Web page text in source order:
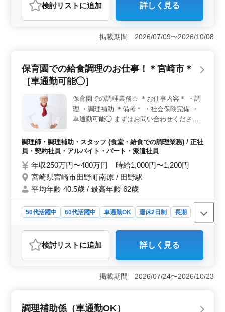
おすすめポイント
＜柔軟な働き方と通勤のしやすさ＞ 週休二日制で残業も
少なく、プライベートの時間を大切にできる環境です。
さらに車通勤OKで、通勤時の負担も軽減されます。毎日
る職場で、年齢を気にせず長期的に働けます。調理経験
が1年以上あれば、ブランクがあっても問題なく再スター
感があります。 ＜安定した収入と福利厚生の充実＞
安定した収入が見込め、年2回の賞与もあります。各種社
会保険も完備しており、長期的に安定した生活を支える
環境が整っています。待遇面でも安心できる点が多いで
す。
検討リスト に追加 詳しく見る
掲載期間 2026/07/09〜2026/10/08
保育園での給食調理のお仕事！＊宮崎市＊
［車通勤可能◯］
保育園での調理業務☆ ＊お仕事内容＊ ・調
理 ・調理補助 ＊備考＊ ・社会保険完備 ・
車通勤可能◯ まずはお問い合わせくださ
調理師・調理補助・スタッフ (食堂・給食での調理業務) / 正社
員・契約社員・アルバイト・パート・派遣社員
年収250万円〜400万円 時給1,000円〜1,200円
宮崎県宮崎市田野町南原 / 田野駅
平均年齢 40.5歳 / 最高年齢 62歳
50代活躍中 60代活躍中 車通勤OK 週休2日制
長期
調理師・調理補助・スタッフ
おすすめポイント
＜通勤利便性＞ 保育園は車通勤が可能で、通勤に便利
です。 勤務地にアクセスしやすく、働きやすい勤務環
境です。 ＜働きやすい環境＞ 週休2日制で土日祝が
検討リスト に追加 詳しく見る
掲載期間 2026/07/24〜2026/10/23
調理補助係（車通勤OK）